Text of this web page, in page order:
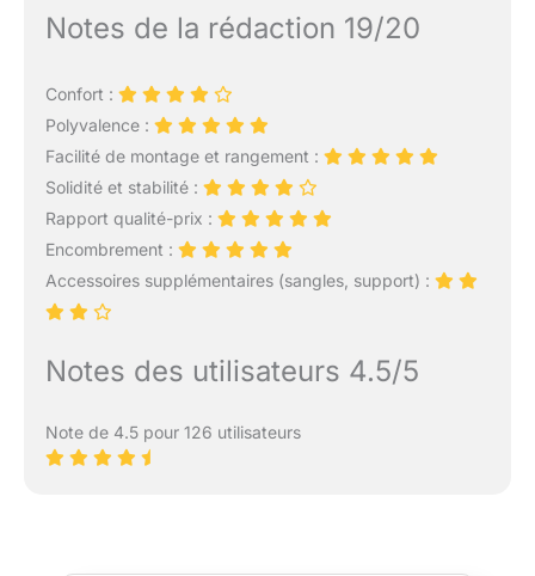
Notes de la rédaction 19/20
Confort :
Polyvalence :
Facilité de montage et rangement :
Solidité et stabilité :
Rapport qualité-prix :
Encombrement :
Accessoires supplémentaires (sangles, support) :
Notes des utilisateurs 4.5/5
Note de 4.5 pour 126 utilisateurs